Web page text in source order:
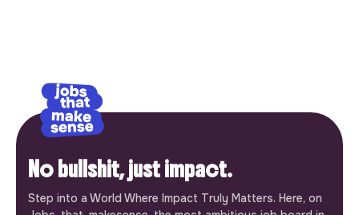
No bullshit, just impact.
Step into a World Where Impact Truly Matters. Here, on